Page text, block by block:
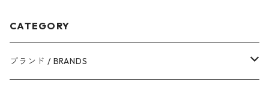
CATEGORY
ブランド / BRANDS